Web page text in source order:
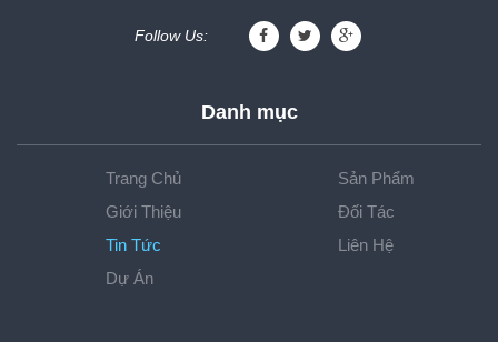
Follow Us:
Danh mục
Trang Chủ
Giới Thiệu
Tin Tức
Dự Án
Sản Phẩm
Đối Tác
Liên Hệ